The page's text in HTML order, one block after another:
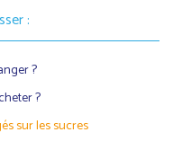
:
?
?
sur les sucres